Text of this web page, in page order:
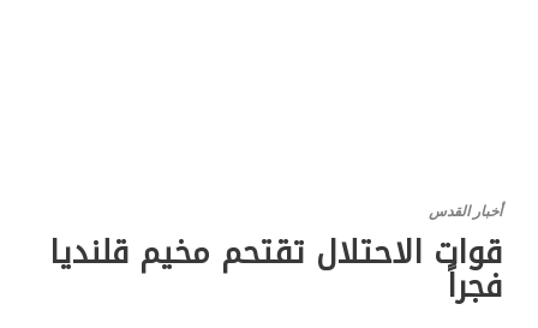
أخبار القدس
قوات الاحتلال تقتحم مخيم قلنديا
فجراً